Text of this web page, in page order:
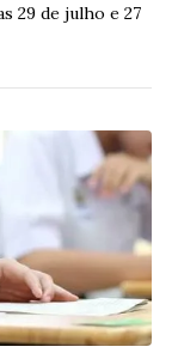
29 de julho e 27